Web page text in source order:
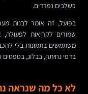
כשלבים נפרדים.
בפועל, זה אומר לבנות
שמורים לקריאות
משתמשים בתמונות בלי
בדפי נחיתה, בבלוג, בטפסים
לא כל מה שנראה